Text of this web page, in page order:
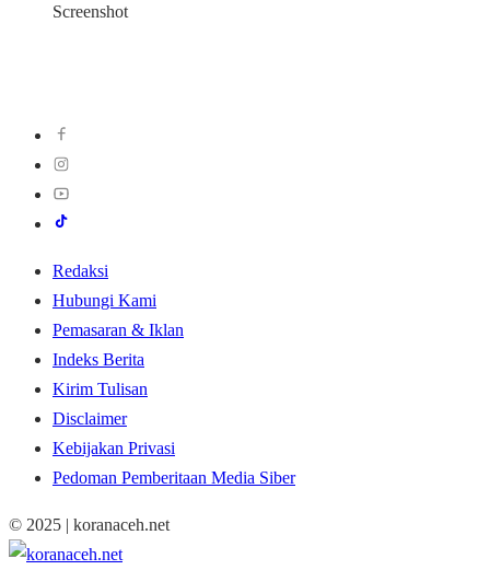
Screenshot
Redaksi
Hubungi Kami
Pemasaran & Iklan
Indeks Berita
Kirim Tulisan
Disclaimer
Kebijakan Privasi
Pedoman Pemberitaan Media Siber
© 2025 | koranaceh.net